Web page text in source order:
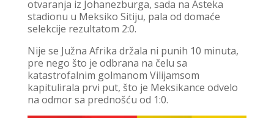
otvaranja iz Johanezburga, sada na Asteka
stadionu u Meksiko Sitiju, pala od domaće
selekcije rezultatom 2:0.
Nije se Južna Afrika držala ni punih 10 minuta,
pre nego što je odbrana na čelu sa
katastrofalnim golmanom Vilijamsom
kapitulirala prvi put, što je Meksikance odvelo
na odmor sa prednošću od 1:0.